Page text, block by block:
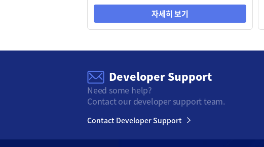
자세히 보기
Developer Support
Need some help?
Contact our developer support team.
Contact Developer Support